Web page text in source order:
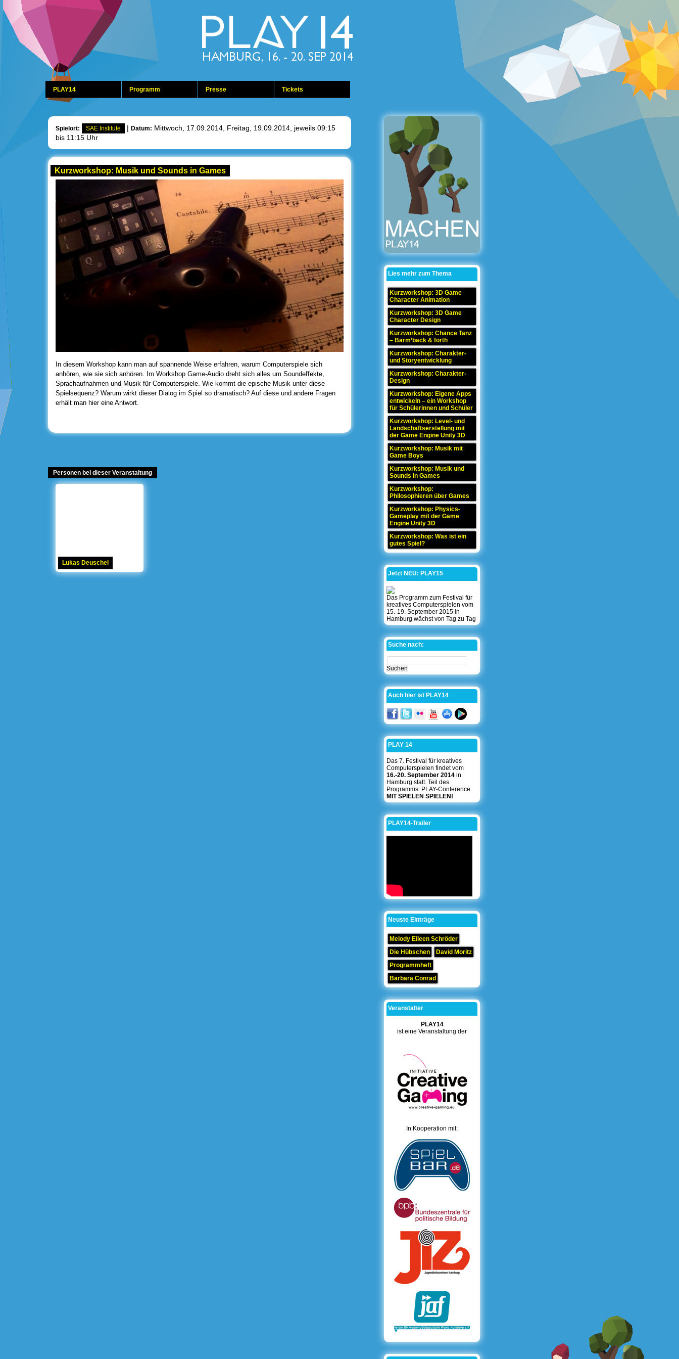
PLAY14 Programm Presse Tickets
Spielort: SAE Institute | Datum: Mittwoch, 17.09.2014, Freitag, 19.09.2014, jeweils 09:15
bis 11:15 Uhr
Kurzworkshop: Musik und Sounds in Games
In diesem Workshop kann man auf spannende Weise erfahren, warum Computerspiele sich
anhören, wie sie sich anhören. Im Workshop Game-Audio dreht sich alles um Soundeffekte,
Sprachaufnahmen und Musik für Computerspiele. Wie kommt die epische Musik unter diese
Spielsequenz? Warum wirkt dieser Dialog im Spiel so dramatisch? Auf diese und andere Fragen
erhält man hier eine Antwort.
Personen bei dieser Veranstaltung
Lukas Deuschel
Lies mehr zum Thema
Kurzworkshop: 3D Game
Character Animation
Kurzworkshop: 3D Game
Character Design
Kurzworkshop: Chance Tanz
– Barm’back & forth
Kurzworkshop: Charakter-
und Storyentwicklung
Kurzworkshop: Charakter-
Design
Kurzworkshop: Eigene Apps
entwickeln – ein Workshop
für Schülerinnen und Schüler
Kurzworkshop: Level- und
Landschaftserstellung mit
der Game Engine Unity 3D
Kurzworkshop: Musik mit
Game Boys
Kurzworkshop: Musik und
Sounds in Games
Kurzworkshop:
Philosophieren über Games
Kurzworkshop: Physics-
Gameplay mit der Game
Engine Unity 3D
Kurzworkshop: Was ist ein
gutes Spiel?
Jetzt NEU: PLAY15
Das Programm zum Festival für
kreatives Computerspielen vom
15.-19. September 2015 in
Hamburg wächst von Tag zu Tag
Suche nach:
Auch hier ist PLAY14
PLAY 14
Das 7. Festival für kreatives
Computerspielen findet vom
16.-20. September 2014 in
Hamburg statt. Teil des
Programms: PLAY-Conference
MIT SPIELEN SPIELEN!
PLAY14-Trailer
Neuste Einträge
Melody Eileen Schröder
Die Hübschen
David Moritz
Programmheft
Barbara Conrad
Veranstalter
PLAY14
ist eine Veranstaltung der
In Kooperation mit: